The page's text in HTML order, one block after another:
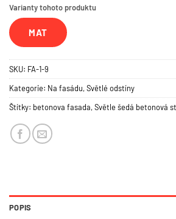
Varianty tohoto produktu
MAT
SKU: FA-1-9
Kategorie: Na fasádu,Světlé odstíny
Štítky: betonova fasada,Světle šedá betonová
POPIS